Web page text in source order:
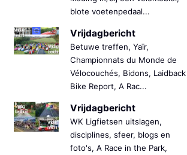
blote voetenpedaal...
Vrijdagbericht
Betuwe treffen, Yaïr,
Championnats du Monde de
Vélocouchés, Bidons, Laidback
Bike Report, A Rac...
Vrijdagbericht
WK Ligfietsen uitslagen,
disciplines, sfeer, blogs en
foto's, A Race in the Park,